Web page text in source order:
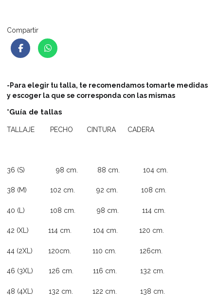
Compartir
-Para elegir tu talla, te recomendamos tomarte medidas
y escoger la que se corresponda con las mismas
*Guía de tallas
TALLAJE PECHO CINTURA CADERA
36 (S) 98 cm. 88 cm. 104 cm.
38 (M) 102 cm. 92 cm. 108 cm.
40 (L) 108 cm. 98 cm. 114 cm.
42 (XL) 114 cm. 104 cm. 120 cm.
44 (2XL) 120cm. 110 cm. 126cm.
46 (3XL) 126 cm. 116 cm. 132 cm.
48 (4XL) 132 cm. 122 cm. 138 cm.